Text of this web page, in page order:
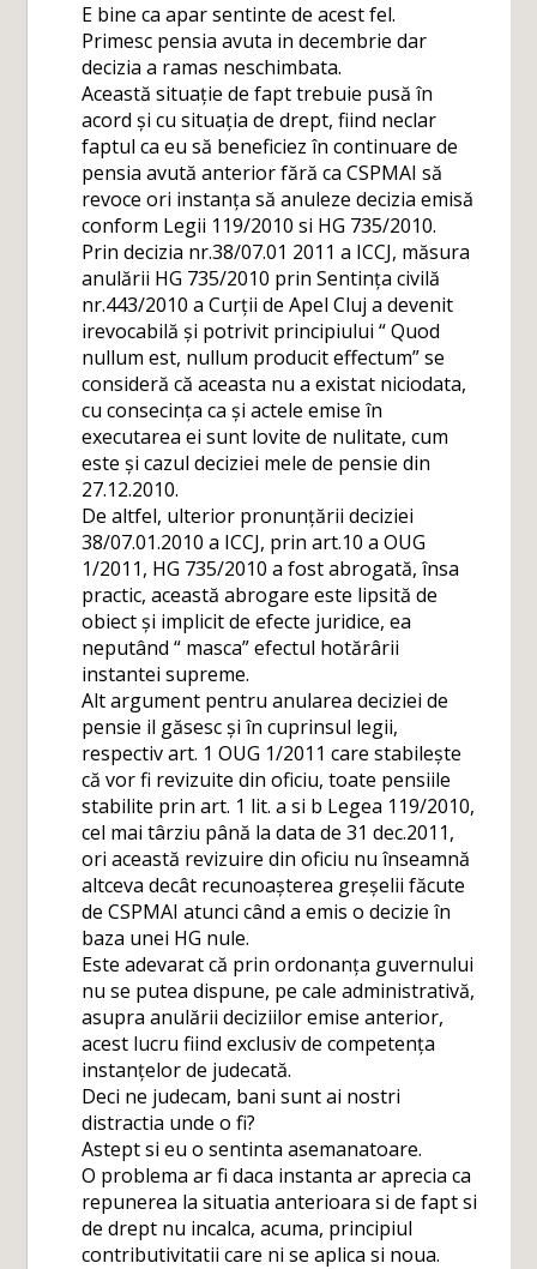
E bine ca apar sentinte de acest fel.
Primesc pensia avuta in decembrie dar
decizia a ramas neschimbata.
Această situație de fapt trebuie pusă în
acord și cu situația de drept, fiind neclar
faptul ca eu să beneficiez în continuare de
pensia avută anterior fără ca CSPMAI să
revoce ori instanța să anuleze decizia emisă
conform Legii 119/2010 si HG 735/2010.
Prin decizia nr.38/07.01 2011 a ICCJ, măsura
anulării HG 735/2010 prin Sentința civilă
nr.443/2010 a Curții de Apel Cluj a devenit
irevocabilă și potrivit principiului “ Quod
nullum est, nullum producit effectum” se
consideră că aceasta nu a existat niciodata,
cu consecința ca și actele emise în
executarea ei sunt lovite de nulitate, cum
este și cazul deciziei mele de pensie din
27.12.2010.
De altfel, ulterior pronunțării deciziei
38/07.01.2010 a ICCJ, prin art.10 a OUG
1/2011, HG 735/2010 a fost abrogată, însa
practic, această abrogare este lipsită de
obiect și implicit de efecte juridice, ea
neputând “ masca” efectul hotărârii
instantei supreme.
Alt argument pentru anularea deciziei de
pensie il găsesc și în cuprinsul legii,
respectiv art. 1 OUG 1/2011 care stabilește
că vor fi revizuite din oficiu, toate pensiile
stabilite prin art. 1 lit. a si b Legea 119/2010,
cel mai târziu până la data de 31 dec.2011,
ori această revizuire din oficiu nu înseamnă
altceva decât recunoașterea greșelii făcute
de CSPMAI atunci când a emis o decizie în
baza unei HG nule.
Este adevarat că prin ordonanța guvernului
nu se putea dispune, pe cale administrativă,
asupra anulării deciziilor emise anterior,
acest lucru fiind exclusiv de competența
instanțelor de judecată.
Deci ne judecam, bani sunt ai nostri
distractia unde o fi?
Astept si eu o sentinta asemanatoare.
O problema ar fi daca instanta ar aprecia ca
repunerea la situatia anterioara si de fapt si
de drept nu incalca, acuma, principiul
contributivitatii care ni se aplica si noua.